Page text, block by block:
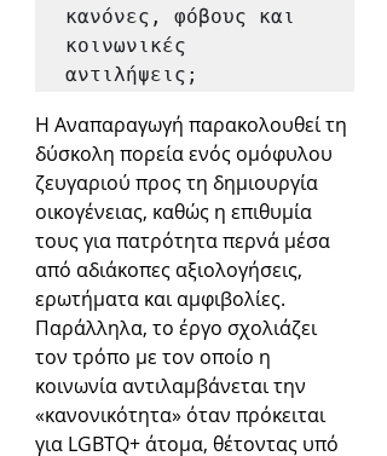
κανόνες, φόβους και
κοινωνικές
αντιλήψεις;
Η Αναπαραγωγή παρακολουθεί τη
δύσκολη πορεία ενός ομόφυλου
ζευγαριού προς τη δημιουργία
οικογένειας, καθώς η επιθυμία
τους για πατρότητα περνά μέσα
από αδιάκοπες αξιολογήσεις,
ερωτήματα και αμφιβολίες.
Παράλληλα, το έργο σχολιάζει
τον τρόπο με τον οποίο η
κοινωνία αντιλαμβάνεται την
«κανονικότητα» όταν πρόκειται
για LGBTQ+ άτομα, θέτοντας υπό